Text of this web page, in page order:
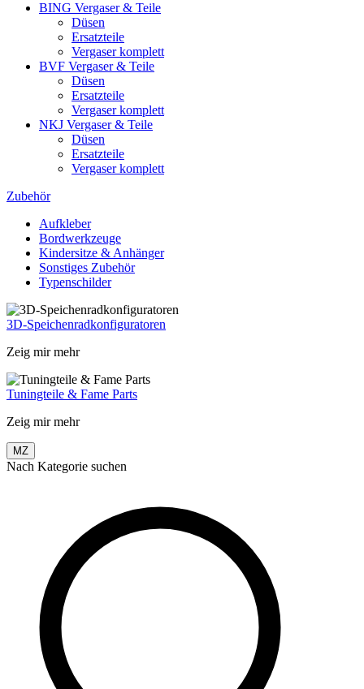
BING Vergaser & Teile
Düsen
Ersatzteile
Vergaser komplett
BVF Vergaser & Teile
Düsen
Ersatzteile
Vergaser komplett
NKJ Vergaser & Teile
Düsen
Ersatzteile
Vergaser komplett
Zubehör
Aufkleber
Bordwerkzeuge
Kindersitze & Anhänger
Sonstiges Zubehör
Typenschilder
3D-Speichenradkonfiguratoren
Zeig mir mehr
Tuningteile & Fame Parts
Zeig mir mehr
MZ
Nach Kategorie suchen